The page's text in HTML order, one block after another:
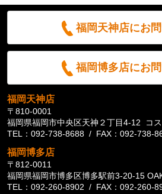
福岡天神店にお
福岡博多店にお
福岡天神店
〒810-0001
福岡県福岡市中央区天神２丁目4-12 コ
TEL：092-738-8688 / FAX：092-738-
福岡博多店
〒812-0011
福岡県福岡市博多区博多駅前3-20-15
TEL：092-260-8902 / FAX：092-260-